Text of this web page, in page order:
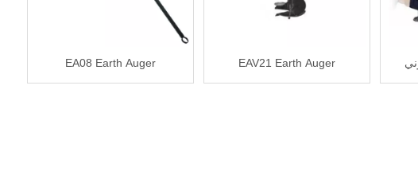
EA08 Earth Auger EAV21 Earth Auger